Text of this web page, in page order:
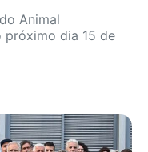
Animal
próximo dia 15 de